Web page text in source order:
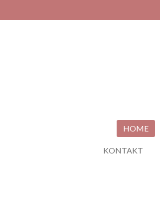
Hauptinhalt
HOME
KONTAKT